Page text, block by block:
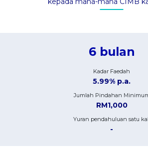
6 bulan
Kadar Faedah
5.99% p.a.
Jumlah Pindahan
RM1,000
Yuran pendahuluan satu
-